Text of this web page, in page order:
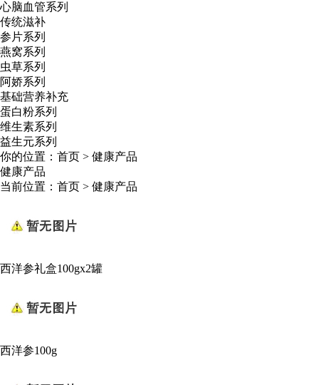
心脑血管系列
传统滋补
参片系列
燕窝系列
虫草系列
阿娇系列
基础营养补充
蛋白粉系列
维生素系列
益生元系列
你的位置： 首页 > 健康产品
健康产品
当前位置： 首页 > 健康产品
西洋参礼盒100gx2罐
西洋参100g